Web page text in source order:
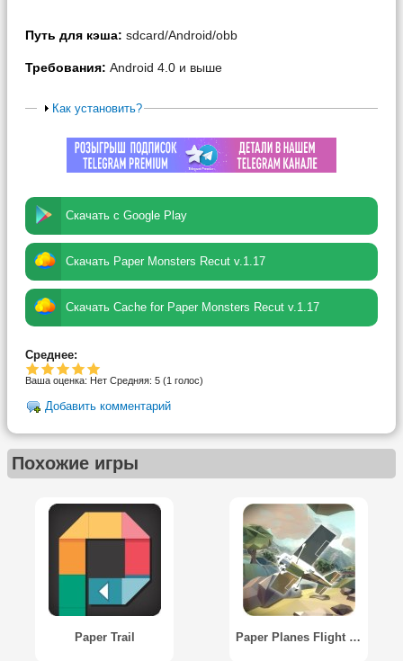
Путь для кэша: sdcard/Android/obb
Требования: Android 4.0 и выше
Как установить?
Скачать с Google Play
Скачать Paper Monsters Recut v.1.17
Скачать Cache for Paper Monsters Recut v.1.17
Среднее:
Ваша оценка: Нет Средняя: 5 (1 голос)
Добавить комментарий
Похожие игры
Paper Trail Paper Planes Flight Sim